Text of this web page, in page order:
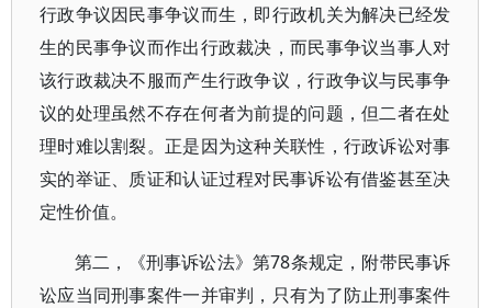
行政争议因民事争议而生，即行政机关为解决已经发
生的民事争议而作出行政裁决，而民事争议当事人对
该行政裁决不服而产生行政争议，行政争议与民事争
议的处理虽然不存在何者为前提的问题，但二者在处
理时难以割裂。正是因为这种关联性，行政诉讼对事
实的举证、质证和认证过程对民事诉讼有借鉴甚至决
定性价值。
第二，《刑事诉讼法》第78条规定，附带民事诉
讼应当同刑事案件一并审判，只有为了防止刑事案件